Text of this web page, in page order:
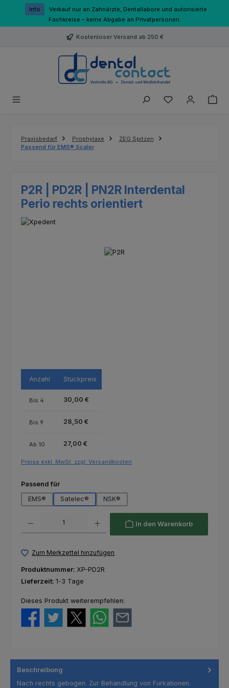
Zum Hauptinhalt springen
Info
Verkauf nur an Zahnärzte, Dentallabore und autorisierte
Fachkreise – keine Abgabe an Privatpersonen.
Kostenloser Versand ab 250 €
Du hast 0
Praxisbedarf Prophylaxe
ZEG Spitzen
Passend für EMS® Scaler
P2R | PD2R | PN2R Interdental
Perio rechts orientiert
Anzahl Stückpreis
Bis 4 30,00 €
Bis 9 28,50 €
Ab 10 27,00 €
Preise exkl. MwSt. zzgl. Versandkosten
Passend fürauswählen
EMS®
Satelec® NSK®
In den Warenkorb
Zum Merkzettel hinzufügen
Produktnummer: XP-PD2R
Lieferzeit: 1-3 Tage
Dieses Produkt weiterempfehlen:
Beschreibung
Nach rechts gebogen. Zur Behandlung von Furkationen.